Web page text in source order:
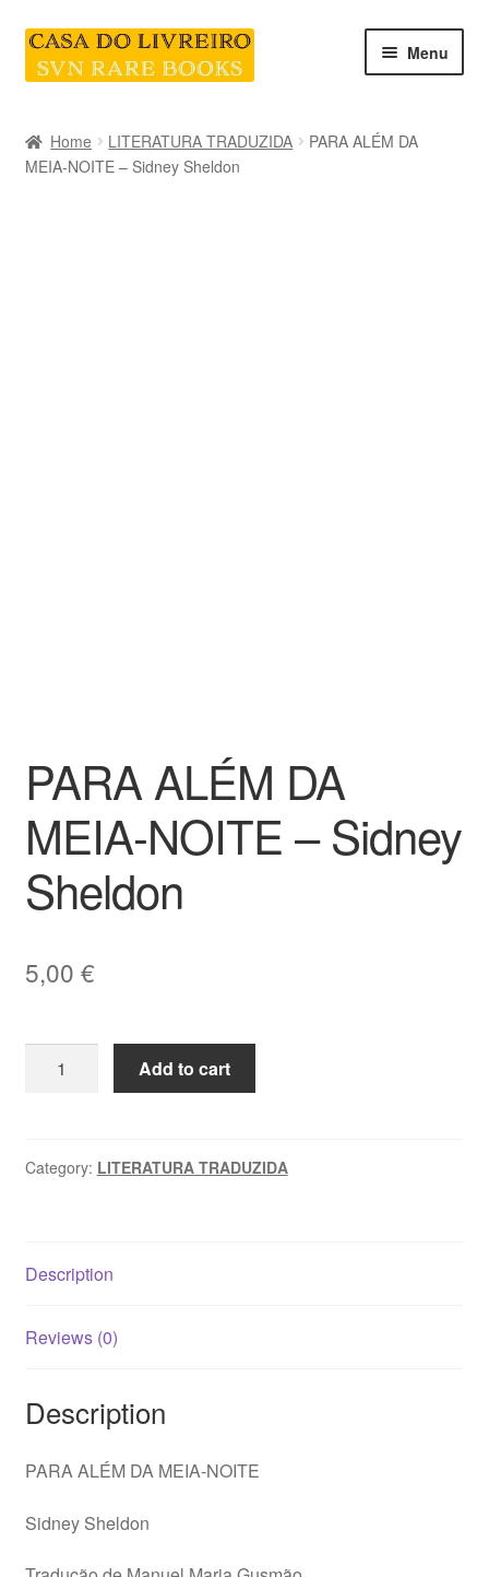
Skip
to
Skip
to
Menu
CATEGORIAS E COLEÇÕES
Home LITERATURA TRADUZIDA
PARA ALÉM DA
MEIA-NOITE – Sidney Sheldon
PARA ALÉM DA
MEIA-NOITE – Sidney
Sheldon
5,00 €
ALÉM
NOITE
quantity
Add to cart
Category: LITERATURA TRADUZIDA
Description
Reviews (0)
Description
PARA ALÉM DA MEIA-NOITE
Sidney Sheldon